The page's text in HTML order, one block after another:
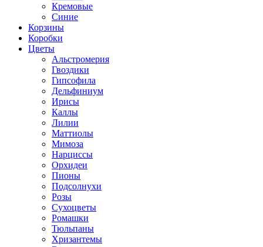
Кремовые
Синие
Корзины
Коробки
Цветы
Альстромерия
Гвоздики
Гипсофила
Дельфиниум
Ирисы
Каллы
Лилии
Маттиолы
Мимоза
Нарциссы
Орхидеи
Пионы
Подсолнухи
Розы
Сухоцветы
Ромашки
Тюльпаны
Хризантемы